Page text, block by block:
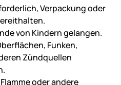
Verpackung oder
von Kindern gelangen.
Funken,
Zündquellen
oder andere